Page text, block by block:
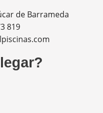
de Barrameda
819